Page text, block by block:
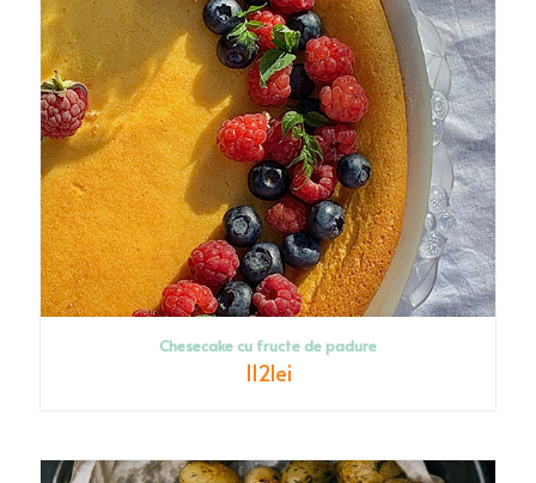
Chesecake cu fructe de padure
112lei